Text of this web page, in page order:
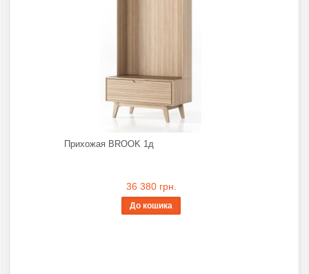
Прихожая BROOK 1д
36 380 грн.
До кошика